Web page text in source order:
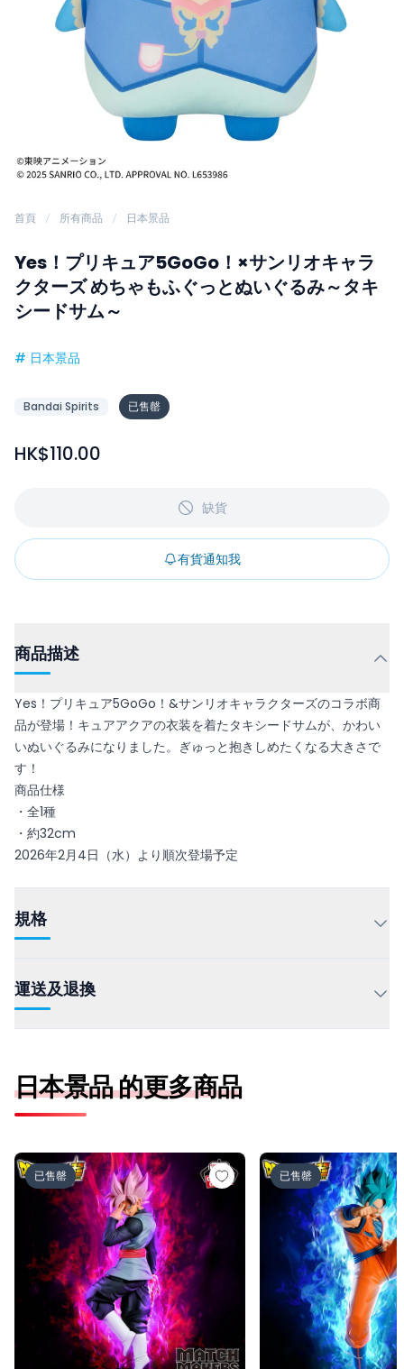
首頁 所有商品 日本景品
Yes！プリキュア5GoGo！×サンリオキャラ
クターズ めちゃもふぐっとぬいぐるみ～タキ
シードサム～
# 日本景品
Bandai Spirits 已售罄
HK$110.00
缺貨
有貨通知我
商品描述
Yes！プリキュア5GoGo！&サンリオキャラクターズのコラボ商
品が登場！キュアアクアの衣装を着たタキシードサムが、かわい
いぬいぐるみになりました。ぎゅっと抱きしめたくなる大きさで
す！
商品仕様
・全1種
・約32cm
2026年2月4日（水）より順次登場予定
規格
運送及退換
日本景品 的更多商品
ドラゴンボール超 MATCH MAKERS ゴクウブラック-超サ
已售罄
ドラゴンボール超
已售罄